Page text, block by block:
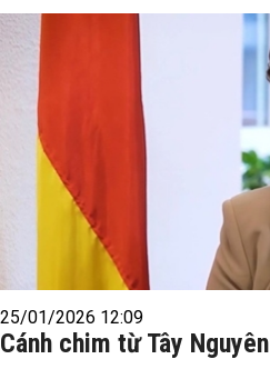
25/01/2026 12:09
Cánh chim từ Tây Nguyên